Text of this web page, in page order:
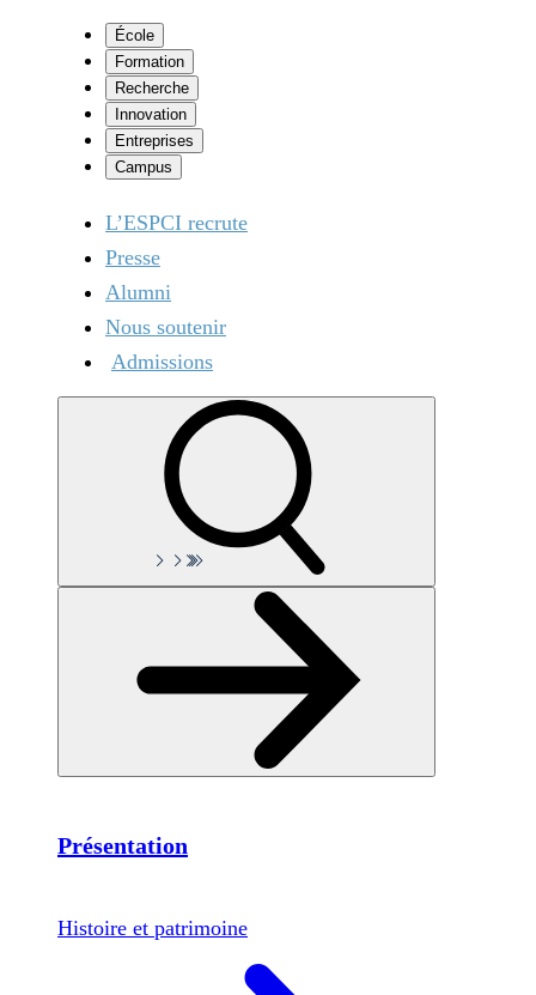
École
Formation
Recherche
Innovation
Entreprises
Campus
L’ESPCI recrute
Presse
Alumni
Nous soutenir
Admissions
Présentation
Histoire et patrimoine